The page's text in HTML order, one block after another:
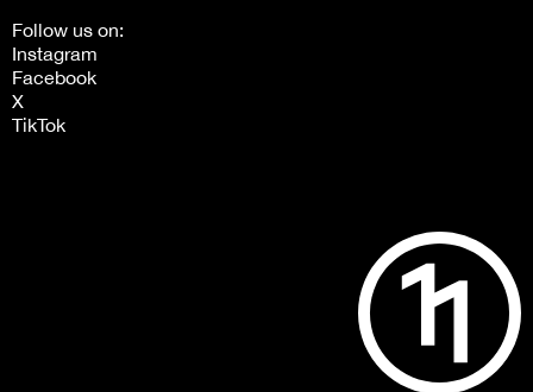
Follow us on:
Instagram
Facebook
X
TikTok